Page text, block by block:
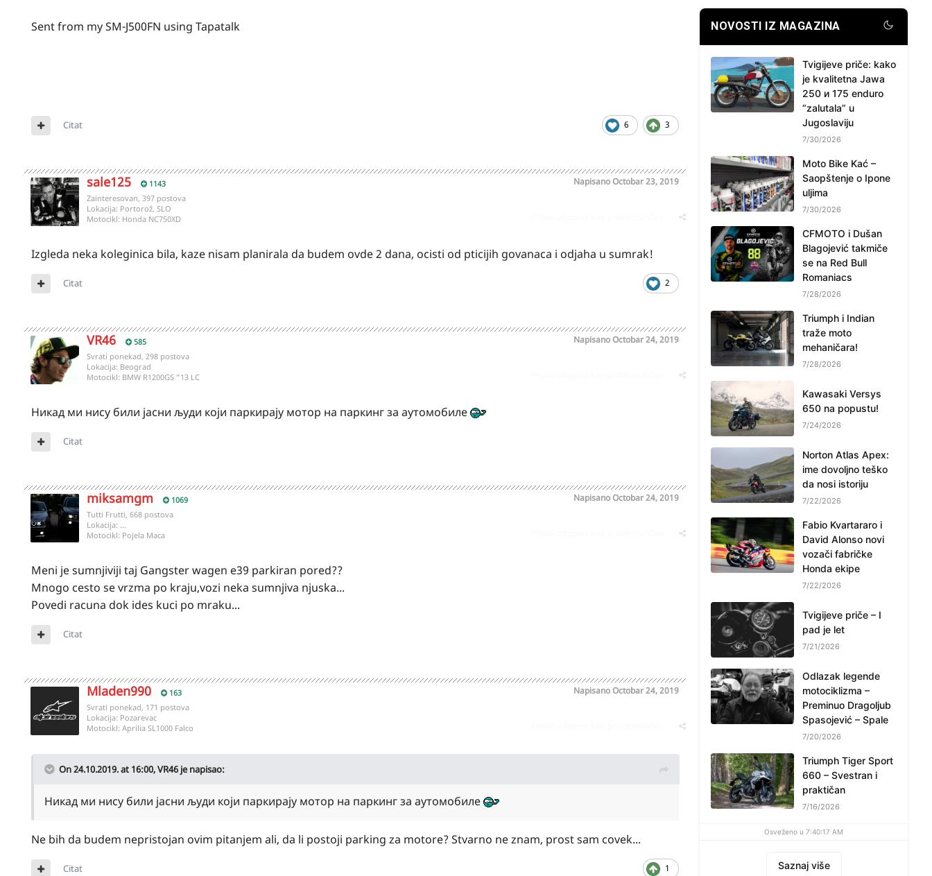
Sent from my SM-J500FN using Tapatalk
6 3
Citat
sale125 1143 NapisanoOctobar 23, 2019
Zainteresovan, 397 postova
Lokacija: Portorož, SLO
Motocikl: Honda NC750XD
Izgleda neka koleginica bila, kaze nisam planirala da budem ovde 2 dana, ocisti od pticijih govanaca i odjaha u sumrak!
2
Citat
VR46 585 NapisanoOctobar 24, 2019
Svrati ponekad, 298 postova
Lokacija: Beograd
Motocikl: BMW R1200GS "13 LC
Никад ми нису били јасни људи који паркирају мотор на паркинг за аутомобиле
Citat
miksamgm 1069 NapisanoOctobar 24, 2019
Tutti Frutti, 668 postova
Lokacija: ...
Motocikl: Pojela Maca
Meni je sumnjiviji taj Gangster wagen e39 parkiran pored??
Mnogo cesto se vrzma po kraju,vozi neka sumnjiva njuska...
Povedi racuna dok ides kuci po mraku...
Citat
Mladen990 163 NapisanoOctobar 24, 2019
Svrati ponekad, 171 postova
Lokacija: Pozarevac
Motocikl: Aprilia SL1000 Falco
On 24.10.2019. at 16:00,VR46 je napisao:
Никад ми нису били јасни људи који паркирају мотор на паркинг за аутомобиле
Ne bih da budem nepristojan ovim pitanjem ali, da li postoji parking za motore? Stvarno ne znam, prost sam covek...
1
Citat
NOVOSTI IZ MAGAZINA
Tvigijeve priče: kako
je kvalitetna Jawa
250 и 175 enduro
“zalutala” u
Jugoslaviju
7/30/2026
Moto Bike Kać –
Saopštenje o Ipone
uljima
7/30/2026
CFMOTO i Dušan
Blagojević takmiče
se na Red Bull
Romaniacs
7/28/2026
Triumph i Indian
traže moto
mehaničara!
7/28/2026
Kawasaki Versys
650 na popustu!
7/24/2026
Norton Atlas Apex:
ime dovoljno teško
da nosi istoriju
7/22/2026
Fabio Kvartararo i
David Alonso novi
vozači fabričke
Honda ekipe
7/22/2026
Tvigijeve priče – I
pad je let
7/21/2026
Odlazak legende
motociklizma –
Preminuo Dragoljub
Spasojević – Spale
7/20/2026
Triumph Tiger Sport
660 – Svestran i
praktičan
7/16/2026
Osveženo u 7:40:17 AM
Saznaj više